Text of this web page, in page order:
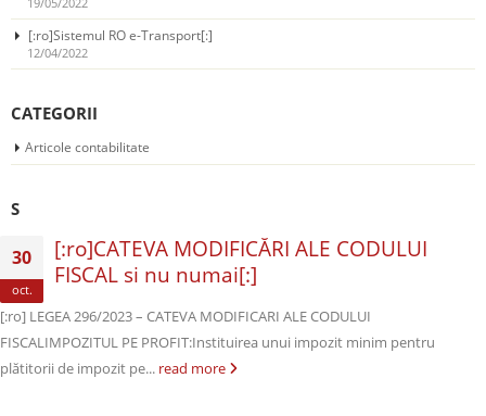
[:ro]Sistemul RO e-Transport[:]
12/04/2022
CATEGORII
Articole contabilitate
S
30
oct.
[:ro]CATEVA MODIFICĂRI ALE CODULUI
FISCAL si nu numai[:]
[:ro] LEGEA 296/2023 – CATEVA MODIFICARI ALE CODULUI
FISCALIMPOZITUL PE PROFIT:Instituirea unui impozit minim pentru
plătitorii de impozit pe... read more